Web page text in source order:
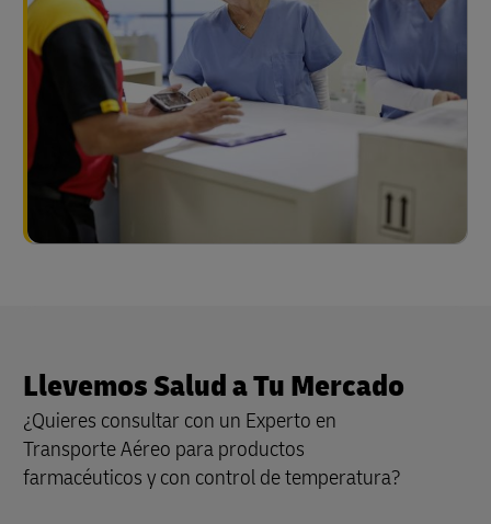
Llevemos Salud a Tu Mercado
¿Quieres consultar con un Experto en
Transporte Aéreo para productos
farmacéuticos y con control de temperatura?